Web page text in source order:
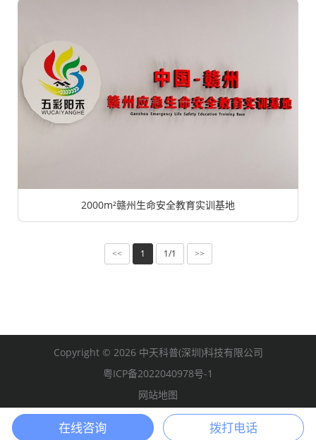
2000m²赣州生命安全教育实训基地
<< 1 1/1 >>
Copyright © 2026 中天科普(深圳)科技有限公司
粤ICP备2022040978号-1
网站地图
在线咨询 拨打电话